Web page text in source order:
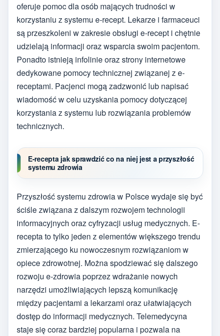
oferuje pomoc dla osób mających trudności w
korzystaniu z systemu e-recept. Lekarze i farmaceuci
są przeszkoleni w zakresie obsługi e-recept i chętnie
udzielają informacji oraz wsparcia swoim pacjentom.
Ponadto istnieją infolinie oraz strony internetowe
dedykowane pomocy technicznej związanej z e-
receptami. Pacjenci mogą zadzwonić lub napisać
wiadomość w celu uzyskania pomocy dotyczącej
korzystania z systemu lub rozwiązania problemów
technicznych.
E-recepta jak sprawdzić co na niej jest a przyszłość
systemu zdrowia
Przyszłość systemu zdrowia w Polsce wydaje się być
ściśle związana z dalszym rozwojem technologii
informacyjnych oraz cyfryzacji usług medycznych. E-
recepta to tylko jeden z elementów większego trendu
zmierzającego ku nowoczesnym rozwiązaniom w
opiece zdrowotnej. Można spodziewać się dalszego
rozwoju e-zdrowia poprzez wdrażanie nowych
narzędzi umożliwiających lepszą komunikację
między pacjentami a lekarzami oraz ułatwiających
dostęp do informacji medycznych. Telemedycyna
staje się coraz bardziej popularna i pozwala na